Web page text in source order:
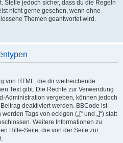
Stelle jedoch sicher, dass du die Regeln
nicht gerne gesehen, wenn ohne
Themen geantwortet wird.
von HTML, die dir weitreichende
Text gibt. Die Rechte zur Verwendung
Administration vergeben, können jedoch
deaktiviert werden. BBCode ist
Tags von eckigen („[“ und „]“) statt
Weitere Informationen zu
Hilfe-Seite, die von der Seite zur